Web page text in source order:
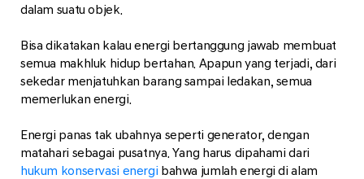
dalam suatu objek.
Bisa dikatakan kalau energi bertanggung jawab membuat
semua makhluk hidup bertahan. Apapun yang terjadi, dari
sekedar menjatuhkan barang sampai ledakan, semua
memerlukan energi.
Energi panas tak ubahnya seperti generator, dengan
matahari sebagai pusatnya. Yang harus dipahami dari
hukum konservasi energi bahwa jumlah energi di alam